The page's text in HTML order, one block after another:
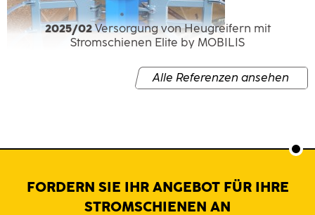
2025/02Versorgung von Heugreifern mit
Stromschienen Elite by MOBILIS
Alle Referenzen ansehen
FORDERN SIE IHR ANGEBOT FÜR IHRE
STROMSCHIENEN AN